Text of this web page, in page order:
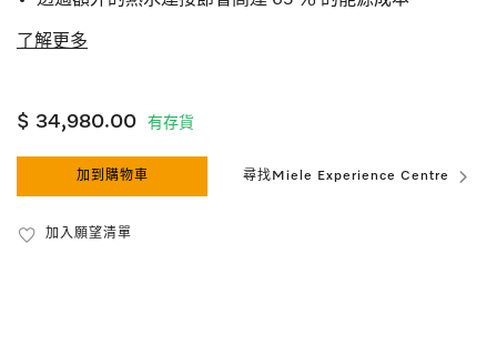
了解更多
$ 34,980.00 有存貨
加到購物車 尋找Miele Experience Centre
加入願望清單